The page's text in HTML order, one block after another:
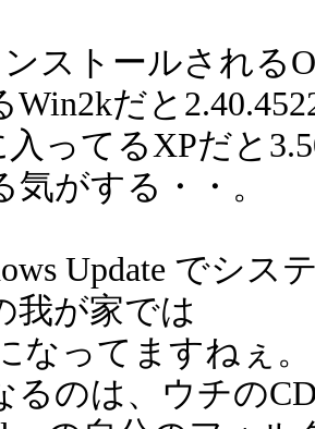
ストールされる
Win2kだと
入ってるXPだと
気がする・・。
Update でシ
我が家では
なってますねぇ。
るのは、ウチの